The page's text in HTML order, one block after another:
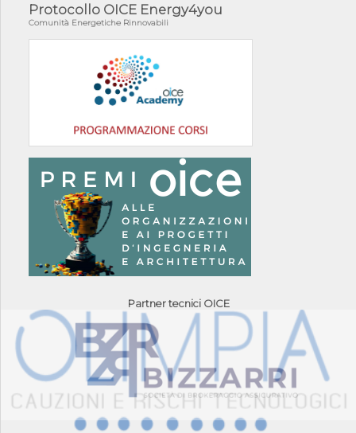
Protocollo OICE Energy4you
Comunità Energetiche Rinnovabili
Partner tecnici OICE